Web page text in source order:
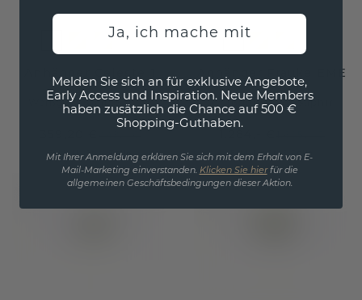
Weißgold Gelb Saphir
Exkl. MwSt. & Zölle
Anhänger Frauke EME
Weißgold/Gelb Saphir
Exkl. MwSt. & Zölle
Ja, ich mache mit
Melden Sie sich an für exklusive Angebote,
Early Access und Inspiration. Neue Members
haben zusätzlich die Chance auf 500 €
Shopping-Guthaben.
Mit Ihrer Anmeldung erklären Sie sich mit dem Erhalt von E-
Mail-Marketing einverstanden. Klicken Sie hierfür die
allgemeinen Geschäftsbedingungen dieser Aktion.